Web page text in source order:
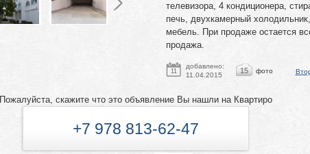
телевизора, 4 кондиционера,
печь, двухкамерный
мебель. При продаже остается
продажа.
11
добавлено:
11.04.2015
15 фото
Пожалуйста, скажите что это объявление Вы нашли на Квартиро
+7 978 813-62-47